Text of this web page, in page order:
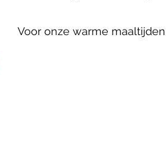
Voor onze warme